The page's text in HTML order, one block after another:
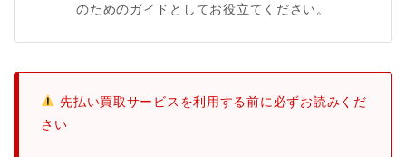
のためのガイドとしてお役立てください。
先払い買取サービスを利用する前に必ずお読みくだ
さい